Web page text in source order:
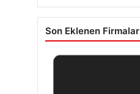
Son Eklenen Firmalar